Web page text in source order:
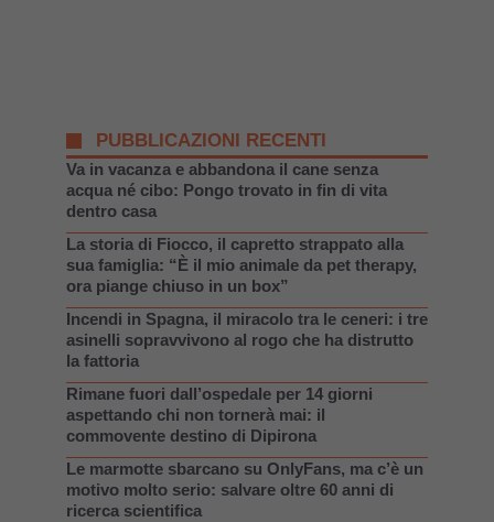
PUBBLICAZIONI RECENTI
Va in vacanza e abbandona il cane senza
acqua né cibo: Pongo trovato in fin di vita
dentro casa
La storia di Fiocco, il capretto strappato alla
sua famiglia: “È il mio animale da pet therapy,
ora piange chiuso in un box”
Incendi in Spagna, il miracolo tra le ceneri: i tre
asinelli sopravvivono al rogo che ha distrutto
la fattoria
Rimane fuori dall’ospedale per 14 giorni
aspettando chi non tornerà mai: il
commovente destino di Dipirona
Le marmotte sbarcano su OnlyFans, ma c’è un
motivo molto serio: salvare oltre 60 anni di
ricerca scientifica